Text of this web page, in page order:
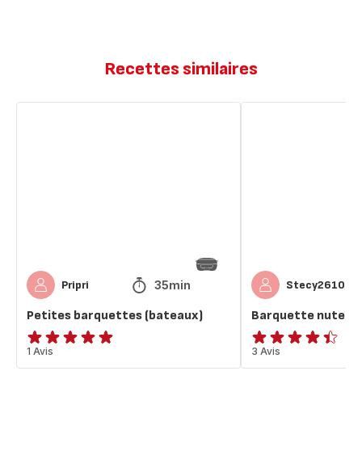
Recettes similaires
Pripri 35min
Petites barquettes (bateaux)
Avis
5
1 Avis
Stecy2610
Barquette nutella
ratings.4.4
3 Avis